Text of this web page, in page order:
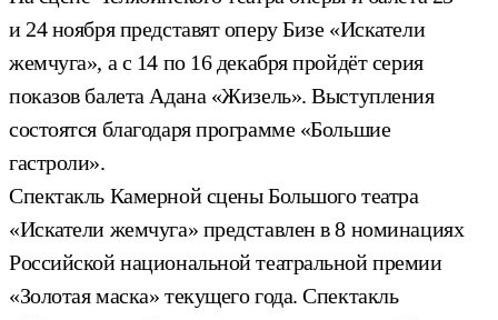
и 24 ноября представят оперу Бизе «Искатели
жемчуга», а с 14 по 16 декабря пройдёт серия
показов балета Адана «Жизель». Выступления
состоятся благодаря программе «Большие
гастроли».
Спектакль Камерной сцены Большого театра
«Искатели жемчуга» представлен в 8 номинациях
Российской национальной театральной премии
«Золотая маска» текущего года. Спектакль